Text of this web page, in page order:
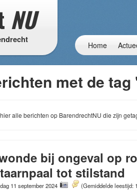
NU
Home
met de tag
alle berichten op BarendrechtNU die zijn
bij ongeval op
tot stilstand
11 september 2024 (Gemiddelde leestijd: